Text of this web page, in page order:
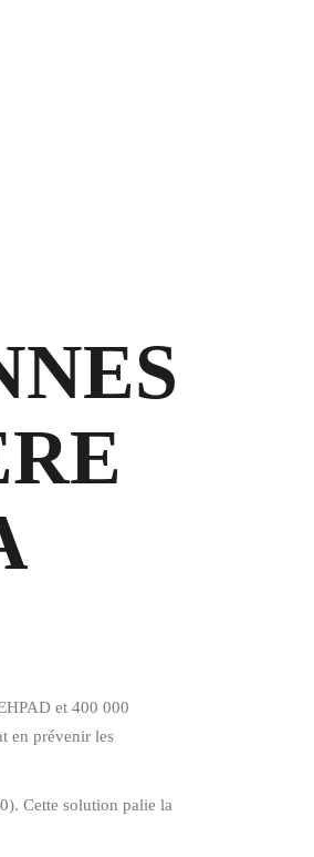
et 400 000
en prévenir les
Cette solution palie la